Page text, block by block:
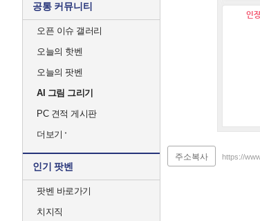
공통 커뮤니티
오픈 이슈 갤러리
오늘의 핫벤
오늘의 팟벤
AI 그림 그리기
PC 견적 게시판
더보기
인기 팟벤
팟벤 바로가기
치지직
인
주소복사 https://